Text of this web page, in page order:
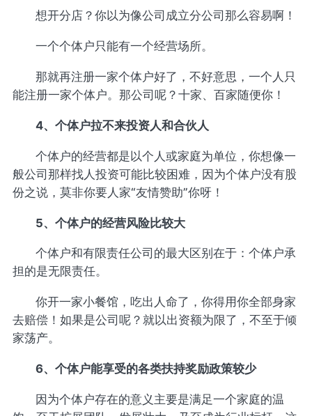
想开分店？你以为像公司成立分公司那么容易啊！
一个个体户只能有一个经营场所。
那就再注册一家个体户好了，不好意思，一个人只
能注册一家个体户。那公司呢？十家、百家随便你！
4、个体户拉不来投资人和合伙人
个体户的经营都是以个人或家庭为单位，你想像一
般公司那样找人投资可能比较困难，因为个体户没有股
份之说，莫非你要人家“友情赞助”你呀！
5、个体户的经营风险比较大
个体户和有限责任公司的最大区别在于：个体户承
担的是无限责任。
你开一家小餐馆，吃出人命了，你得用你全部身家
去赔偿！如果是公司呢？就以出资额为限了，不至于倾
家荡产。
6、个体户能享受的各类扶持奖励政策较少
因为个体户存在的意义主要是满足一个家庭的温